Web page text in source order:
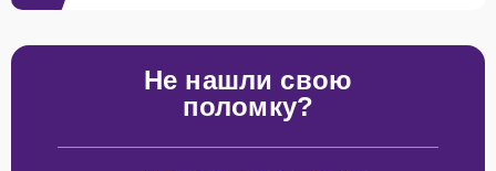
Не нашли свою
поломку?